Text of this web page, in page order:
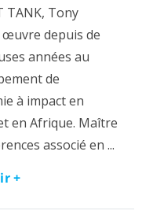
TANK, Tony
depuis de
années au
de
à impact en
en Afrique. Maître
associé en ...
+